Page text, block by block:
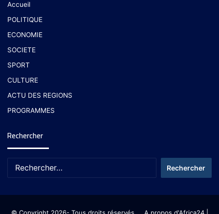
Accueil
POLITIQUE
ECONOMIE
SOCIETE
SPORT
CULTURE
ACTU DES REGIONS
PROGRAMMES
Rechercher